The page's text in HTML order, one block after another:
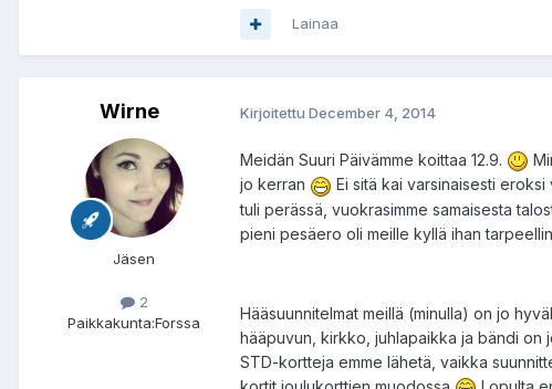
Lainaa
Wirne
Jäsen
2
Paikkakunta:Forssa
Kirjoitettu December 4, 2014
Meidän Suuri Päivämme koittaa 12.9.
jo kerran
Ei sitä kai varsinaisesti
tuli perässä, vuokrasimme samaisesta
pieni pesäero oli meille kyllä ihan
Hääsuunnitelmat meillä (minulla) on jo
hääpuvun, kirkko, juhlapaikka ja bändi on
STD-kortteja emme lähetä, vaikka